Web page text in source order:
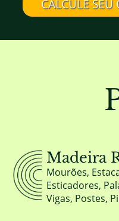
CALCULE
Madeira
Mourões,
Esticadores,
Vigas, Postes,